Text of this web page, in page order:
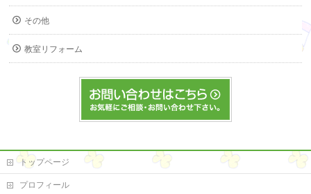
その他
教室リフォーム
トップページ
プロフィール